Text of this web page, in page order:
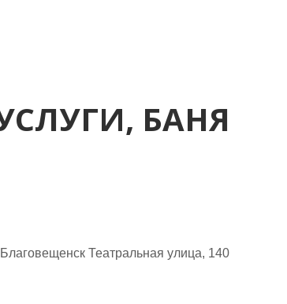
БАНЯ
Театральная улица, 140